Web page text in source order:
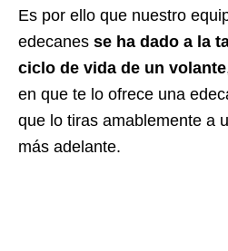
Es por ello que nuestro
edecanes se ha dado a la
ciclo de vida de un volante
en que te lo ofrece una
que lo tiras amablemente a
más adelante.